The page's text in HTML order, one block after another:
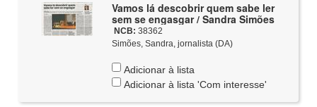
Vamos lá descobrir quem sabe ler
sem se engasgar / Sandra Simões
NCB: 38362
Simões, Sandra, jornalista (DA)
Adicionar à lista
Adicionar à lista 'Com interesse'